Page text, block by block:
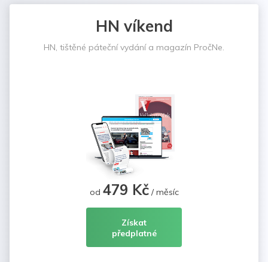
HN víkend
HN, tištěné páteční vydání a magazín PročNe.
od 479 Kč/ měsíc
Získat
předplatné